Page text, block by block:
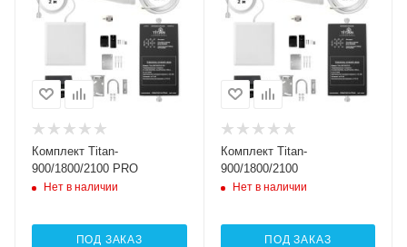
Комплект Titan-
900/1800/2100 PRO
Нет в наличии
ПОД ЗАКАЗ
Комплект Titan-
900/1800/2100
Нет в наличии
ПОД ЗАКАЗ